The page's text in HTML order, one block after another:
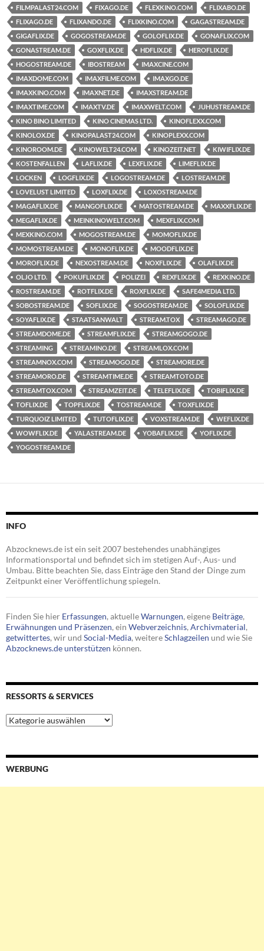
FILMPALAST24.COM
FIXAGO.DE FLEXKINO.COM
FLIXABO.DE
FLIXAGO.DE
FLIXANDO.DE FLIXKINO.COM
GAGASTREAM.DE
GIGAFLIX.DE
GOGOSTREAM.DE GOLOFLIX.DE
GONAFLIX.COM
GONASTREAM.DE
GOXFLIX.DE HDFLIX.DE
HEROFLIX.DE
HOGOSTREAM.DE
IBOSTREAM
IMAXCINE.COM
IMAXDOME.COM
IMAXFILME.COM
IMAXGO.DE
IMAXKINO.COM
IMAXNET.DE
IMAXSTREAM.DE
IMAXTIME.COM
IMAXTV.DE IMAXWELT.COM
JUHUSTREAM.DE
KINO BINO LIMITED
KINO CINEMAS LTD.
KINOFLEXX.COM
KINOLOX.DE
KINOPALAST24.COM
KINOPLEXX.COM
KINOROOM.DE
KINOWELT24.COM KINOZEIT.NET
KIWIFLIX.DE
KOSTENFALLEN
LAFLIX.DE LEXFLIX.DE
LIMEFLIX.DE
LOCKEN
LOGFLIX.DE LOGOSTREAM.DE
LOSTREAM.DE
LOVELUST LIMITED
LOXFLIX.DE
LOXOSTREAM.DE
MAGAFLIX.DE
MANGOFLIX.DE MATOSTREAM.DE
MAXXFLIX.DE
MEGAFLIX.DE
MEINKINOWELT.COM
MEXFLIX.COM
MEXKINO.COM
MOGOSTREAM.DE
MOMOFLIX.DE
MOMOSTREAM.DE
MONOFLIX.DE
MOODFLIX.DE
MOROFLIX.DE
NEXOSTREAM.DE NOXFLIX.DE
OLAFLIX.DE
OLJO LTD.
POKUFLIX.DE POLIZEI REXFLIX.DE
REXKINO.DE
ROSTREAM.DE
ROTFLIX.DE ROXFLIX.DE
SAFE4MEDIA LTD.
SOBOSTREAM.DE
SOFLIX.DE SOGOSTREAM.DE
SOLOFLIX.DE
SOYAFLIX.DE
STAATSANWALT STREAM.TOX
STREAMAGO.DE
STREAMDOME.DE
STREAMFLIX.DE
STREAMGOGO.DE
STREAMING
STREAMINO.DE
STREAMLOX.COM
STREAMNOX.COM
STREAMOGO.DE
STREAMORE.DE
STREAMORO.DE
STREAMTIME.DE
STREAMTOTO.DE
STREAMTOX.COM
STREAMZEIT.DE TELEFLIX.DE
TOBIFLIX.DE
TOFLIX.DE
TOPFLIX.DE TOSTREAM.DE
TOXFLIX.DE
TURQUOIZ LIMITED
TUTOFLIX.DE VOXSTREAM.DE
WEFLIX.DE
WOWFLIX.DE
YALASTREAM.DE YOBAFLIX.DE
YOFLIX.DE
YOGOSTREAM.DE
INFO
Abzocknews.de ist ein seit 2007 bestehendes unabhängiges
Informationsportal und befindet sich im stetigen Auf-, Aus- und
Umbau. Bitte beachten Sie, dass Einträge den Stand der Dinge zum
Zeitpunkt einer Veröffentlichung spiegeln.
Finden Sie hier Erfassungen, aktuelleWarnungen, eigene Beiträge,
Erwähnungen und Präsenzen, ein Webverzeichnis, Archivmaterial,
getwittertes, wir und Social-Media, weitereSchlagzeilen und wie Sie
Abzocknews.de unterstützen können.
RESSORTS & SERVICES
Ressorts
&
WERBUNG